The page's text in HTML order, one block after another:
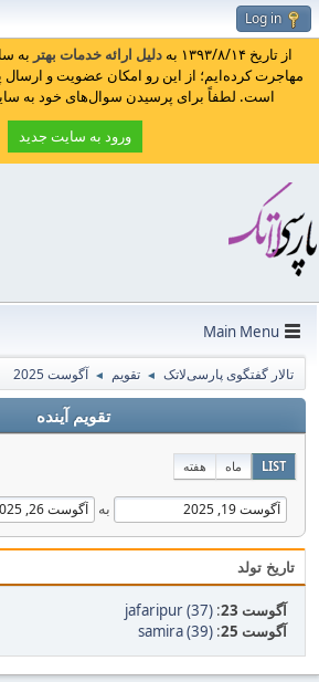
Log in
از تاریخ ۱۳۹۳/۸/۱۴ به دلیل ارائه خدمات بهتر به
مهاجرت کرده‌ایم؛ از این رو امکان عضویت و ارسال
است. لطفاً برای پرسیدن سوال‌های خود به
ورود به سایت جدید
Main Menu
تالار گفتگوی پارسی‌لاتک ◄ تقویم ◄ آگوست 2025
تقویم آینده
LIST ماه هفته
به
تاریخ تولد
آگوست 23 :
jafaripur (37)
آگوست 25
:
samira (39)